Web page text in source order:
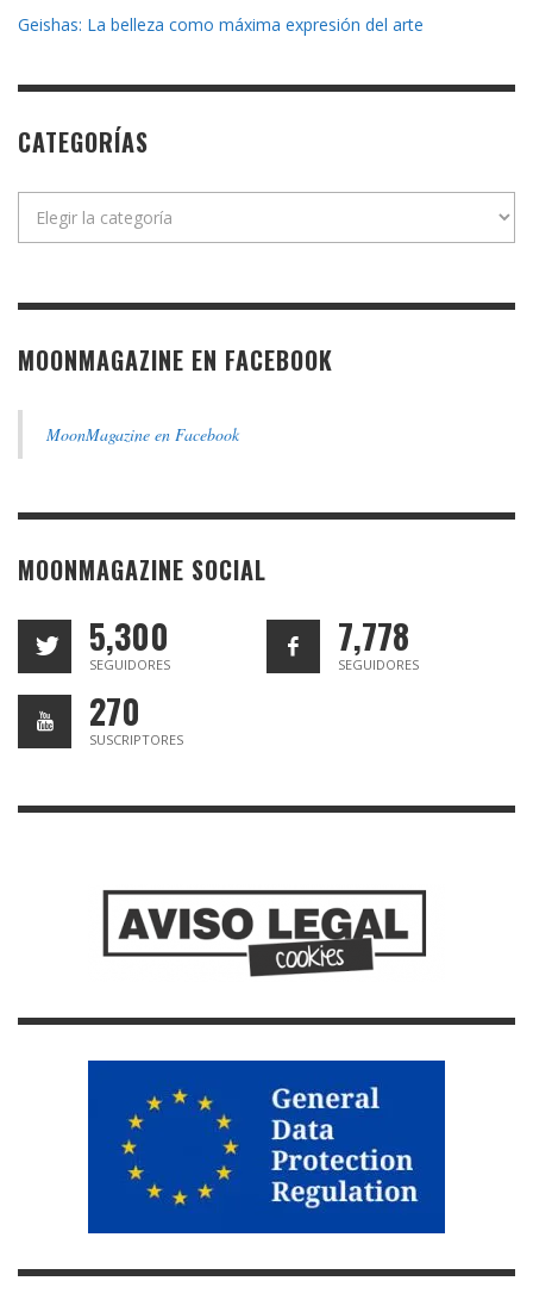
Geishas: La belleza como máxima expresión del arte
CATEGORÍAS
MOONMAGAZINE EN FACEBOOK
MoonMagazine en Facebook
MOONMAGAZINE SOCIAL
5,300
SEGUIDORES
7,778
SEGUIDORES
270
SUSCRIPTORES